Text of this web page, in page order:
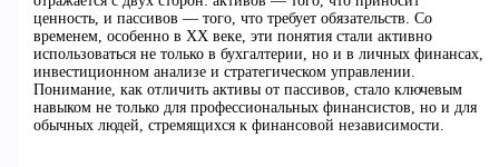
ценность, и пассивов — того, что требует обязательств. Со
временем, особенно в XX веке, эти понятия стали активно
использоваться не только в бухгалтерии, но и в личных финансах,
инвестиционном анализе и стратегическом управлении.
Понимание, как отличить активы от пассивов, стало ключевым
навыком не только для профессиональных финансистов, но и для
обычных людей, стремящихся к финансовой независимости.